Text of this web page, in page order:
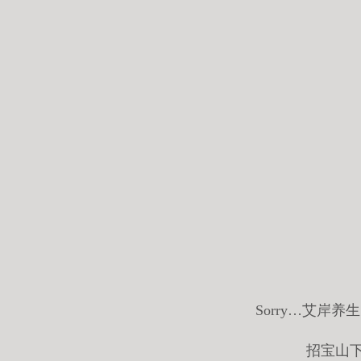
Sorry…艾岸养
招宝山